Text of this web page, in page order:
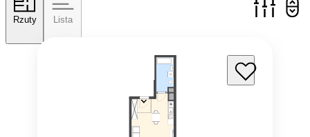
Rzuty Lista